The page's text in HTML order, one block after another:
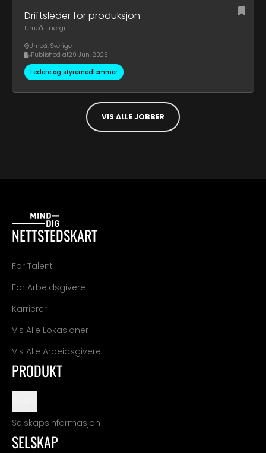
Driftsleder for produksjon
Umeå Energi
Umeå, Sverige
Published at29 Jun, 2026
Ledere og styremedlemmer
VIS ALLE JOBBER
NETTSTEDSKART
For Talent
For Arbeidsgivere
Karrierer
Vis Alle Lokasjoner
Vis Alle Arbeidsgivere
PRODUKT
Selskapsinformasjon
SELSKAP